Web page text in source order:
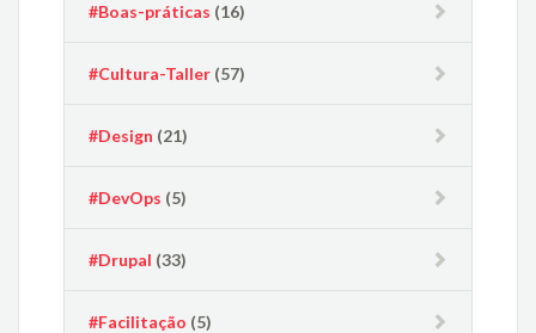
#Boas-práticas (16)
#Cultura-Taller (57)
#Design (21)
#DevOps (5)
#Drupal (33)
#Facilitação (5)